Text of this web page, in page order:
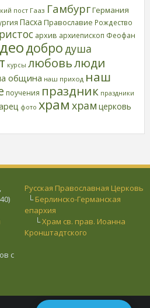
пост Гааз ГамбургГермания
Пасха Православие Рождество
архив архиепископ Феофан
добро душа
курсы любовьлюди
община наш приход наш
поучения праздник праздники
фото храм храм церковь
с
Русская Православная Церковь
└Берлинско-Германская
епархия
└Храм св. прав. Иоанна
Кронштадтского